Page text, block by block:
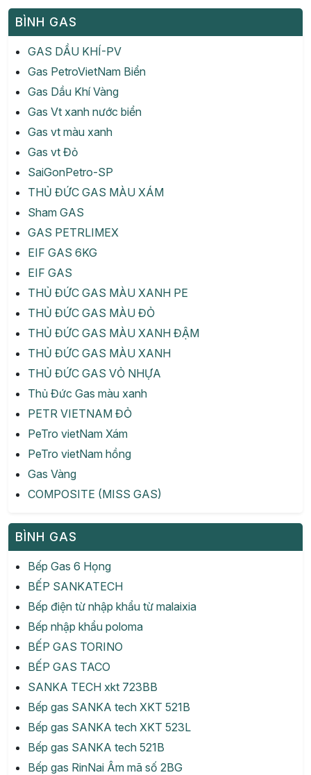
BÌNH GAS
GAS DẦU KHÍ-PV
Gas PetroVietNam Biển
Gas Dầu Khí Vàng
Gas Vt xanh nước biển
Gas vt màu xanh
Gas vt Đỏ
SaiGonPetro-SP
THỦ ĐỨC GAS MÀU XÁM
Sham GAS
GAS PETRLIMEX
EIF GAS 6KG
EIF GAS
THỦ ĐỨC GAS MÀU XANH PE
THỦ ĐỨC GAS MÀU ĐỎ
THỦ ĐỨC GAS MÀU XANH ĐẬM
THỦ ĐỨC GAS MÀU XANH
THỦ ĐỨC GAS VỎ NHỰA
Thủ Đức Gas màu xanh
PETR VIETNAM ĐỎ
PeTro vietNam Xám
PeTro vietNam hồng
Gas Vàng
COMPOSITE (MISS GAS)
BÌNH GAS
Bếp Gas 6 Họng
BẾP SANKATECH
Bếp điện từ nhập khẩu từ malaixia
Bếp nhập khẩu poloma
BẾP GAS TORINO
BẾP GAS TACO
SANKA TECH xkt 723BB
Bếp gas SANKA tech XKT 521B
Bếp gas SANKA tech XKT 523L
Bếp gas SANKA tech 521B
Bếp gas RinNai Âm mã số 2BG